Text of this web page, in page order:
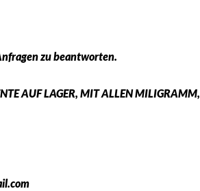
zu beantworten.
AUF LAGER, MIT ALLEN MILIGRAMM,